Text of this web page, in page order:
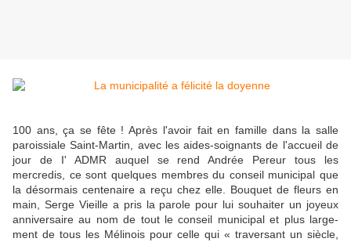
100 ans, ça se fête ! Après l'avoir fait en famille dans la salle
paroissiale Saint-Martin, avec les aides-soignants de l'accueil de
jour de I' ADMR auquel se rend Andrée Pereur tous les
mercredis, ce sont quelques membres du conseil municipal que
la désormais centenaire a reçu chez elle. Bouquet de fleurs en
main, Serge Vieille a pris la parole pour lui souhaiter un joyeux
anniversaire au nom de tout le conseil municipal et plus large­
ment de tous les Mélinois pour celle qui « traversant un siècle,